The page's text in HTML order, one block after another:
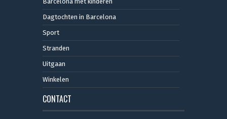
Dagtochten in Barcelona
Sport
Stranden
Uitgaan
Winkelen
CONTACT